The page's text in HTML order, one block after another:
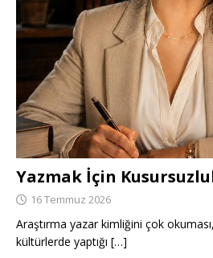
Yazmak İçin
16 Temmuz 2026
Araştırma yazar kimliğini çok
kültürlerde yaptığı […]